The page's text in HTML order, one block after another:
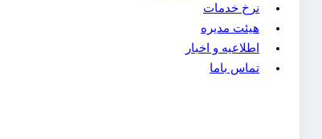
نرخ خدمات
هیئت مدیره
اطلاعیه و اخبار
تماس باما